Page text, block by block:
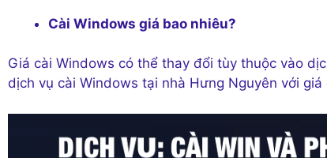
Cài Windows giá bao nhiêu?
Giá cài Windows có thể thay đổi tùy thuộc vào
dịch vụ cài Windows tại nhà Hưng Nguyên với